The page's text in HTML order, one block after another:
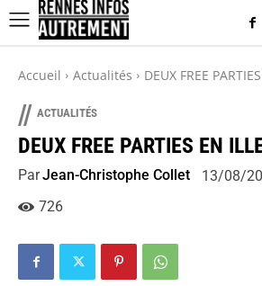
Accueil Actualités DEUX FREE
// ACTUALITÉS
DEUX FREE PARTIES EN
ParJean-Christophe Collet 13/08/
726